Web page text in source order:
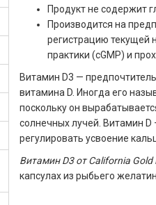
Продукт не содержит
Производится на
регистрацию текущей
практики (cGMP) и
Витамин D3 —
витамина D. Иногда его
поскольку он
солнечных лучей. Витамин
регулировать усвоение
Витамин D3 от California
капсулах из рыбьего